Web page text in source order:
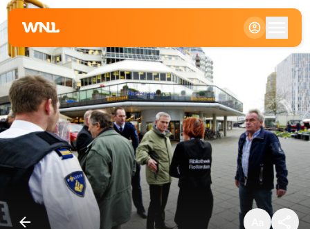
Klein
Standaard
Groot